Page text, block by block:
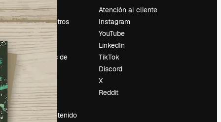
Precios
Sobre nosotros
Reviews
Empleo
Tendencias de
Eventos
Slidesgo
Vender contenido
Atención al cliente
Instagram
YouTube
LinkedIn
TikTok
Discord
X
Reddit